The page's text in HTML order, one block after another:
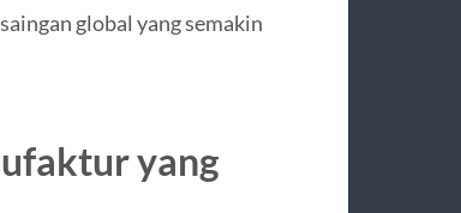
global yang semakin
yang